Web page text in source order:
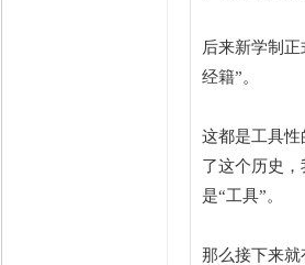
后来新学制
经籍”。
这都是工具
了这个历史
是“工具”。
那么接下来